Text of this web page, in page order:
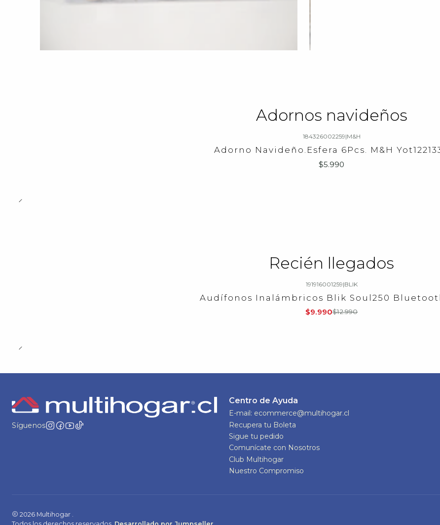
Adornos navideños
184326002259|M&H
Adorno Navideño.Esfera 6Pcs. M&H
$5.990
Recién llegados
191916001259|BLIK
Audífonos Inalámbricos Blik Soul250
$9.990$12.990
Síguenos
Centro de Ayuda
E-mail: ecommerce@multihogar.cl
Recupera tu Boleta
Sigue tu pedido
Comunícate con Nosotros
Club Multihogar
Nuestro Compromiso
2026 Multihogar .